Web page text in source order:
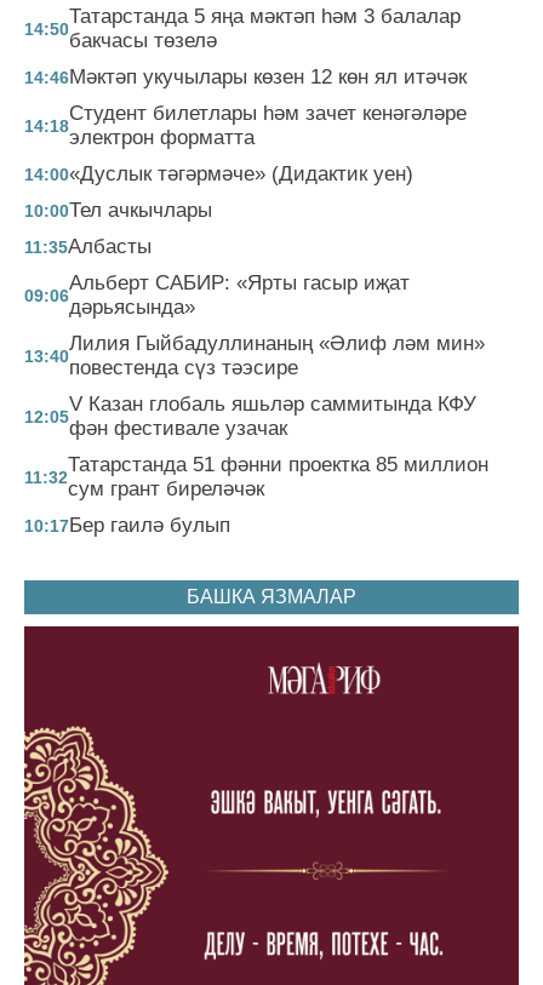
14:50
Татарстанда 5 яңа мәктәп һәм 3 балалар
бакчасы төзелә
14:46Мәктәп укучылары көзен 12 көн ял итәчәк
14:18
Студент билетлары һәм зачет кенәгәләре
электрон форматта
14:00«Дуслык тәгәрмәче» (Дидактик уен)
10:00Тел ачкычлары
11:35Албасты
09:06
Альберт САБИР: «Ярты гасыр иҗат
дәрьясында»
13:40
Лилия Гыйбадуллинаның «Әлиф ләм мин»
повестенда сүз тәэсире
12:05
V Казан глобаль яшьләр саммитында КФУ
фән фестивале узачак
11:32
Татарстанда 51 фәнни проектка 85 миллион
сум грант биреләчәк
10:17Бер гаилә булып
БАШКА ЯЗМАЛАР